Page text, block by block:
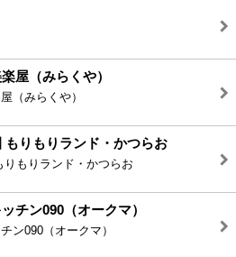
屋（みらくや）
（みらくや）
もりもりランド・かつらお
もりランド・かつらお
チン090（オークマ）
ン090（オークマ）